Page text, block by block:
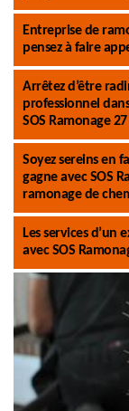
Entreprise de
pensez à faire
Arrêtez d’être
professionnel
SOS Ramonage
Soyez sereins en
gagne avec SOS
ramonage de
Les services
avec SOS